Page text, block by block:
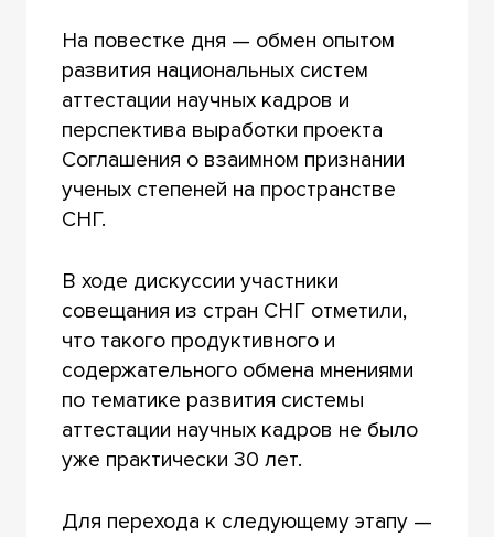
На повестке дня — обмен опытом
развития национальных систем
аттестации научных кадров и
перспектива выработки проекта
Соглашения о взаимном признании
ученых степеней на пространстве
СНГ.
В ходе дискуссии участники
совещания из стран СНГ отметили,
что такого продуктивного и
содержательного обмена мнениями
по тематике развития системы
аттестации научных кадров не было
уже практически 30 лет.
Для перехода к следующему этапу —